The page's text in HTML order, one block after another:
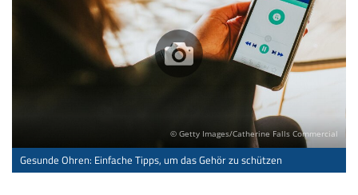
© Getty Images/Catherine Falls Commercial
Gesunde Ohren: Einfache Tipps, um das Gehör zu schützen